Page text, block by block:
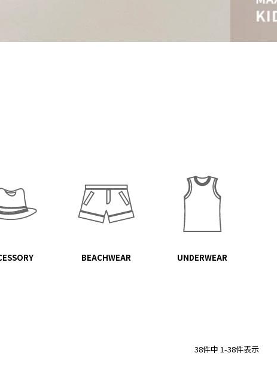
BEACHWEAR UNDERWEAR
38件中 1-38件表示